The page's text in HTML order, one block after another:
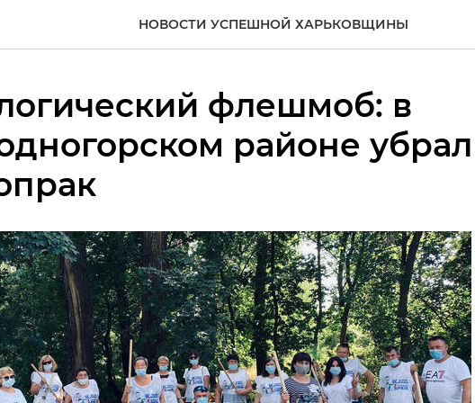
НОВОСТИ УСПЕШНОЙ ХАРЬКОВЩИНЫ
флешмоб: в
районе